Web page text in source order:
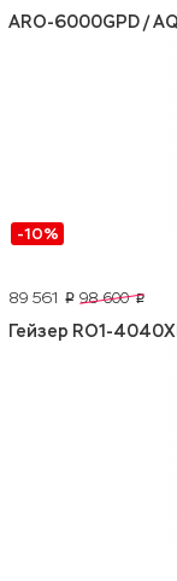
ARO-6000GPD /
-10%
89 561 p 98 600 p
Гейзер RO1-